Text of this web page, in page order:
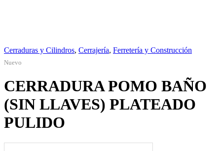
Cerraduras y Cilindros, Cerrajería, Ferretería y Construcción
Nuevo
CERRADURA POMO BAÑO
(SIN LLAVES) PLATEADO
PULIDO